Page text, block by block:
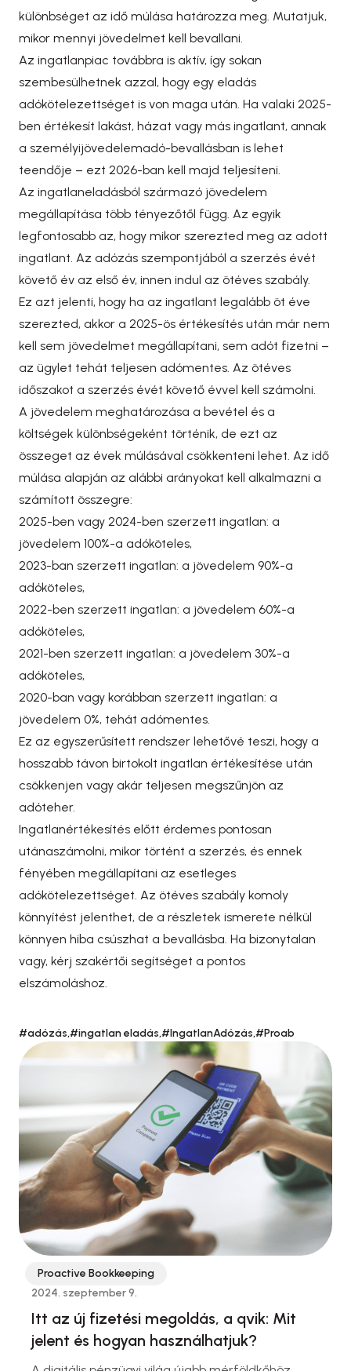
különbséget az idő múlása határozza meg. Mutatjuk,
mikor mennyi jövedelmet kell bevallani.
Az ingatlanpiac továbbra is aktív, így sokan
szembesülhetnek azzal, hogy egy eladás
adókötelezettséget is von maga után. Ha valaki 2025-
ben értékesít lakást, házat vagy más ingatlant, annak
a személyijövedelemadó-bevallásban is lehet
teendője – ezt 2026-ban kell majd teljesíteni.
Az ingatlaneladásból származó jövedelem
megállapítása több tényezőtől függ. Az egyik
legfontosabb az, hogy mikor szerezted meg az adott
ingatlant. Az adózás szempontjából a szerzés évét
követő év az első év, innen indul az ötéves szabály.
Ez azt jelenti, hogy ha az ingatlant legalább öt éve
szerezted, akkor a 2025-ös értékesítés után már nem
kell sem jövedelmet megállapítani, sem adót fizetni –
az ügylet tehát teljesen adómentes. Az ötéves
időszakot a szerzés évét követő évvel kell számolni.
A jövedelem meghatározása a bevétel és a
költségek különbségeként történik, de ezt az
összeget az évek múlásával csökkenteni lehet. Az idő
múlása alapján az alábbi arányokat kell alkalmazni a
számított összegre:
2025-ben vagy 2024-ben szerzett ingatlan: a
jövedelem 100%-a adóköteles,
2023-ban szerzett ingatlan: a jövedelem 90%-a
adóköteles,
2022-ben szerzett ingatlan: a jövedelem 60%-a
adóköteles,
2021-ben szerzett ingatlan: a jövedelem 30%-a
adóköteles,
2020-ban vagy korábban szerzett ingatlan: a
jövedelem 0%, tehát adómentes.
Ez az egyszerűsített rendszer lehetővé teszi, hogy a
hosszabb távon birtokolt ingatlan értékesítése után
csökkenjen vagy akár teljesen megszűnjön az
adóteher.
Ingatlanértékesítés előtt érdemes pontosan
utánaszámolni, mikor történt a szerzés, és ennek
fényében megállapítani az esetleges
adókötelezettséget. Az ötéves szabály komoly
könnyítést jelenthet, de a részletek ismerete nélkül
könnyen hiba csúszhat a bevallásba. Ha bizonytalan
vagy, kérj szakértői segítséget a pontos
elszámoláshoz.
#adózás,#ingatlan eladás,#IngatlanAdózás,#Proab
Proactive Bookkeeping
2024. szeptember 9.
Itt az új fizetési megoldás, a qvik: Mit
jelent és hogyan használhatjuk?